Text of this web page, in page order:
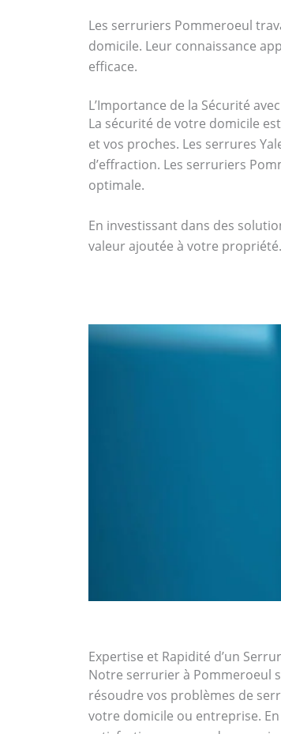
Les serruriers Pommeroeul
domicile. Leur connaissance
efficace.
L’Importance de la Sécurité
La sécurité de votre domicile
et vos proches. Les serrures
d’effraction. Les serruriers
optimale.
En investissant dans des
valeur ajoutée à votre
Expertise et Rapidité d’un
Notre serrurier à Pommeroeul
résoudre vos problèmes de
votre domicile ou entreprise.